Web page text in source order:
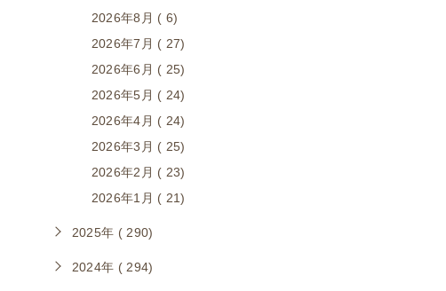
2026年8月 ( 6)
2026年7月 ( 27)
2026年6月 ( 25)
2026年5月 ( 24)
2026年4月 ( 24)
2026年3月 ( 25)
2026年2月 ( 23)
2026年1月 ( 21)
2025年 ( 290)
2024年 ( 294)